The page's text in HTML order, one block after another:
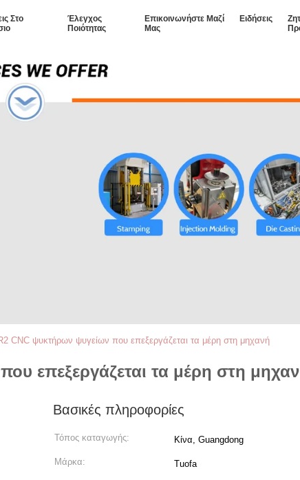
Στο
Έλεγχος
Ποιότητας
Επικοινωνήστε Μαζί
Μας
Ειδήσεις
CNC ψυκτήρων ψυγείων που επεξεργάζεται τα μέρη στη μηχανή
επεξεργάζεται τα μέρη στη
Βασικές πληροφορίες
Τόπος καταγωγής: Κίνα, Guangdong
Μάρκα: Tuofa